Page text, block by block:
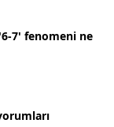
7' fenomeni ne